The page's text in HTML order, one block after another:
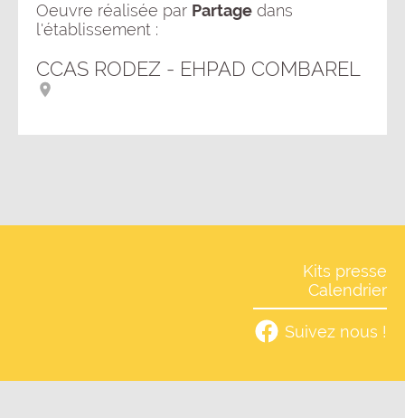
Oeuvre réalisée par Partage dans
l'établissement :
CCAS RODEZ - EHPAD COMBAREL
Kits presse
Calendrier
Suivez nous !